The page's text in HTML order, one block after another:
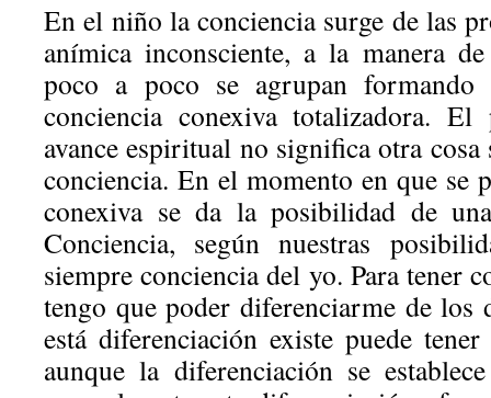
En el niño la conciencia surge de las
anímica inconsciente, a la manera
poco a poco se agrupan formando
conciencia conexiva totalizadora.
avance espiritual no significa otra
conciencia. En el momento en que se
conexiva se da la posibilidad de
Conciencia, según nuestras
siempre conciencia del yo. Para tener
tengo que poder diferenciarme de los
está diferenciación existe puede
aunque la diferenciación se